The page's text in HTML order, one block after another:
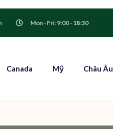
Mon - Fri: 9:00 - 18:30
Canada Mỹ Châu Âu